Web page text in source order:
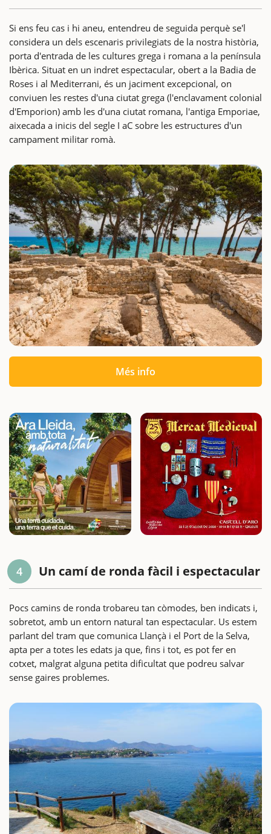
Si ens feu cas i hi aneu, entendreu de seguida perquè se'l
considera un dels escenaris privilegiats de la nostra història,
porta d'entrada de les cultures grega i romana a la península
Ibèrica. Situat en un indret espectacular, obert a la Badia de
Roses i al Mediterrani, és un jaciment excepcional, on
conviuen les restes d'una ciutat grega (l'enclavament colonial
d'Emporion) amb les d'una ciutat romana, l'antiga Emporiae,
aixecada a inicis del segle I aC sobre les estructures d'un
campament militar romà.
Més info
4 Un camí de ronda fàcil i espectacular
Pocs camins de ronda trobareu tan còmodes, ben indicats i,
sobretot, amb un entorn natural tan espectacular. Us estem
parlant del tram que comunica Llançà i el Port de la Selva,
apta per a totes les edats ja que, fins i tot, es pot fer en
cotxet, malgrat alguna petita dificultat que podreu salvar
sense gaires problemes.